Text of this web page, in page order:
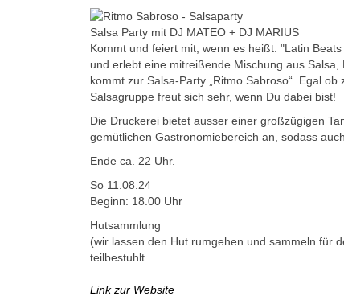
Salsa Party mit DJ MATEO + DJ MARIUS
Kommt und feiert mit, wenn es heißt: "Latin
und erlebt eine mitreißende Mischung aus
kommt zur Salsa-Party „Ritmo Sabroso“. Egal
Salsagruppe freut sich sehr, wenn Du dabei bist!
Die Druckerei bietet ausser einer großzügigen
gemütlichen Gastronomiebereich an, sodass
Ende ca. 22 Uhr.
So 11.08.24
Beginn: 18.00 Uhr
Hutsammlung
(wir lassen den Hut rumgehen und sammeln für
teilbestuhlt
Link zur Website